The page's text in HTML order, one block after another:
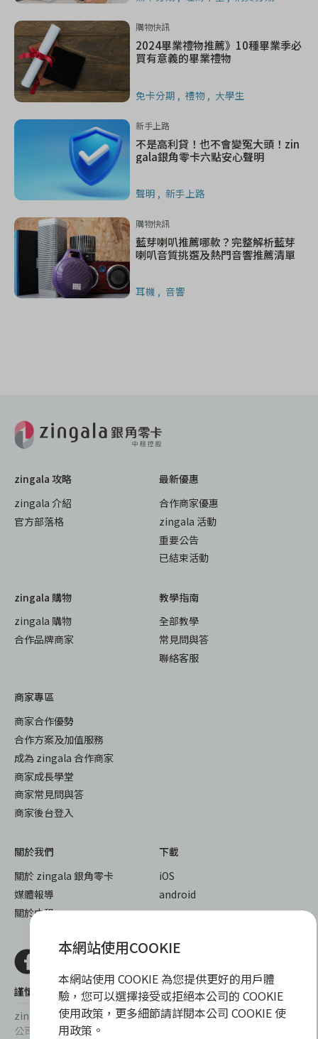
購物快訊
2024畢業禮物推薦》10種畢業季必
買有意義的畢業禮物
免卡分期 禮物 大學生
新手上路
不是高利貸！也不會變冤大頭！zin
gala銀角零卡六點安心聲明
聲明 新手上路
購物快訊
藍芽喇叭推薦哪款？完整解析藍芽
喇叭音質挑選及熱門音響推薦清單
耳機 音響
zingala 攻略
zingala 介紹
官方部落格
最新優惠
合作商家優惠
zingala 活動
重要公告
已結束活動
zingala 購物
zingala 購物
合作品牌商家
教學指南
全部教學
常見問與答
聯絡客服
商家專區
商家合作優勢
合作方案及加值服務
成為 zingala 合作商家
商家成長學堂
商家常見問與答
商家後台登入
關於我們
關於 zingala 銀角零卡
媒體報導
關於中租
下載
iOS
android
謹慎衡量自身財務狀況，理性理財最安心
zingala銀角零卡/仲信資融沒有代辦公司及代辦業務，也未與代辦
公司合作，更不會要求您提供實體銀行提款卡或實體信用卡，請提
本網站使用COOKIE
本網站使用 COOKIE 為您提供更好的用戶體
驗，您可以選擇接受或拒絕本公司的 COOKIE
使用政策，更多細節請詳閱本公司 COOKIE 使
用政策。